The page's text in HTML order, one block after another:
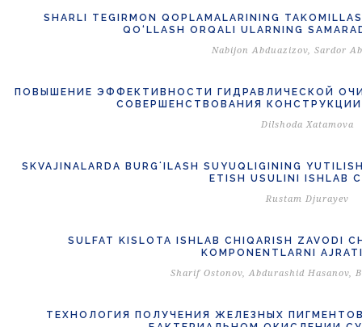
SHARLI TEGIRMON QOPLAMALARINING
QO‘LLASH ORQALI ULARNING
Nabijon Abduazizov, Sardor
ПОВЫШЕНИЕ ЭФФЕКТИВНОСТИ ГИДРАВЛИЧЕСКОЙ
СОВЕРШЕНСТВОВАНИЯ
Dilshoda Xatamova
SKVAJINALARDA BURGʻILASH SUYUQLIGINING
ETISH USULINI ISHLAB
Rustam Djurayev
SULFAT KISLOTA ISHLAB CHIQARISH ZAVODI
KOMPONENTLARNI
Sharif Ostonov, Abdurashid Hasanov,
ТЕХНОЛОГИЯ ПОЛУЧЕНИЯ ЖЕЛЕЗНЫХ